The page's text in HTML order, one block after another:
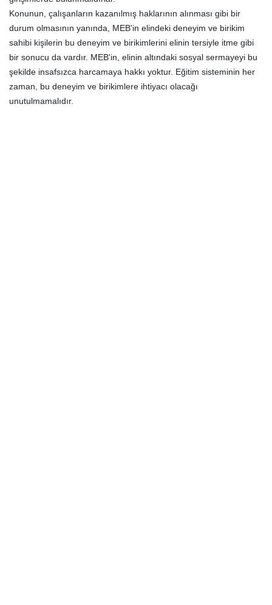
Konunun, çalışanların kazanılmış haklarının alınması gibi bir
durum olmasının yanında, MEB'in elindeki deneyim ve birikim
sahibi kişilerin bu deneyim ve birikimlerini elinin tersiyle itme gibi
bir sonucu da vardır. MEB'in, elinin altındaki sosyal sermayeyi bu
şekilde insafsızca harcamaya hakkı yoktur. Eğitim sisteminin her
zaman, bu deneyim ve birikimlere ihtiyacı olacağı
unutulmamalıdır.